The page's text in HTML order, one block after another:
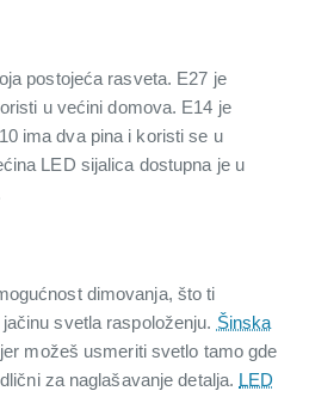
postojeća rasveta. E27 je
u većini domova. E14 je
ima dva pina i koristi se u
LED sijalica dostupna je u
dimovanja, što ti
svetla raspoloženju. Šinska
možeš usmeriti svetlo tamo gde
za naglašavanje detalja. LED